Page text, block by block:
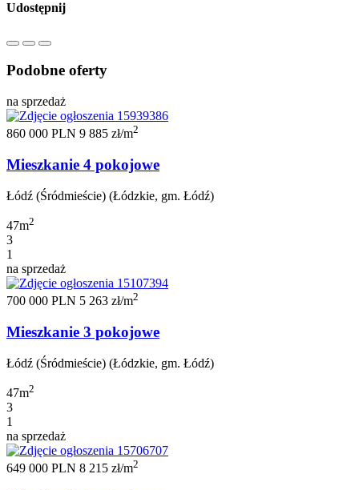
Udostępnij
Podobne oferty
na sprzedaż
860 000 PLN 9 885 zł/m2
Mieszkanie 4 pokojowe
Łódź (Śródmieście) (Łódzkie, gm. Łódź)
47m2
3
1
na sprzedaż
700 000 PLN 5 263 zł/m2
Mieszkanie 3 pokojowe
Łódź (Śródmieście) (Łódzkie, gm. Łódź)
47m2
3
1
na sprzedaż
649 000 PLN 8 215 zł/m2